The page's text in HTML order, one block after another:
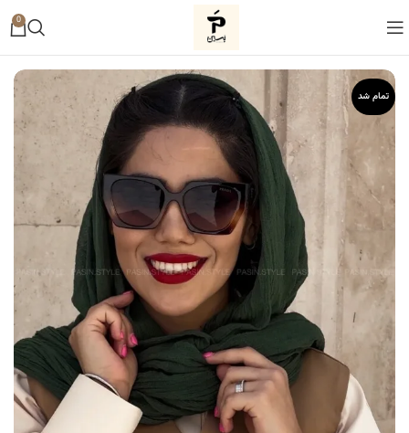
0
تمام شد